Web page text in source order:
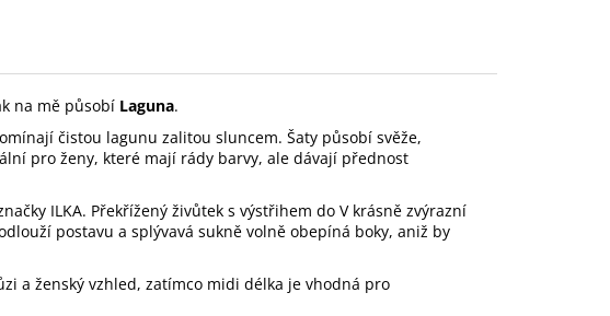
na mě působí Laguna.
čistou lagunu zalitou sluncem. Šaty působí svěže,
pro ženy, které mají rády barvy, ale dávají přednost
ILKA. Překřížený živůtek s výstřihem do V krásně zvýrazní
postavu a splývavá sukně volně obepíná boky, aniž by
a ženský vzhled, zatímco midi délka je vhodná pro